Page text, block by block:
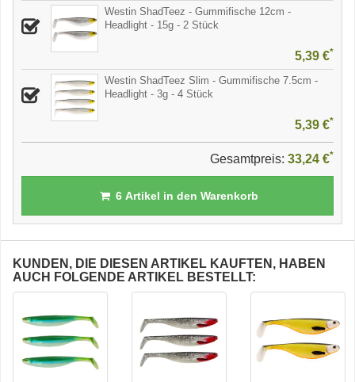
Westin ShadTeez - Gummifische 12cm -
Headlight - 15g - 2 Stück
5,39 €*
Westin ShadTeez Slim - Gummifische 7.5cm -
Headlight - 3g - 4 Stück
5,39 €*
Gesamtpreis: 33,24 €*
6Artikel in den Warenkorb
KUNDEN, DIE DIESEN ARTIKEL KAUFTEN, HABEN
AUCH FOLGENDE ARTIKEL BESTELLT: